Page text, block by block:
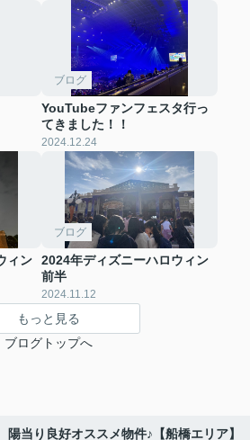
ブログ
YouTubeファンフェスタ行っ
てきました！！
2024.12.24
ィン
ブログ
2024年ディズニーハロウィン
前半
2024.11.12
もっと見る
ブログトップへ
陽当り良好オススメ物件♪【船橋エリア】